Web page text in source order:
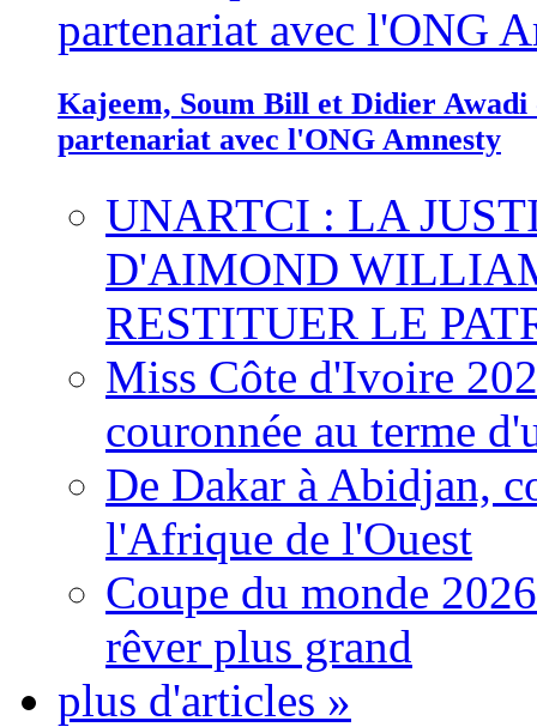
Kajeem, Soum Bill et Didier
partenariat avec l'ONG Amnesty
UNARTCI : LA
D'AIMOND
RESTITUER LE
Miss Côte d'Ivoire
couronnée au terme
De Dakar à Abidjan,
l'Afrique de l'Ouest
Coupe du monde
rêver plus grand
plus d'articles »